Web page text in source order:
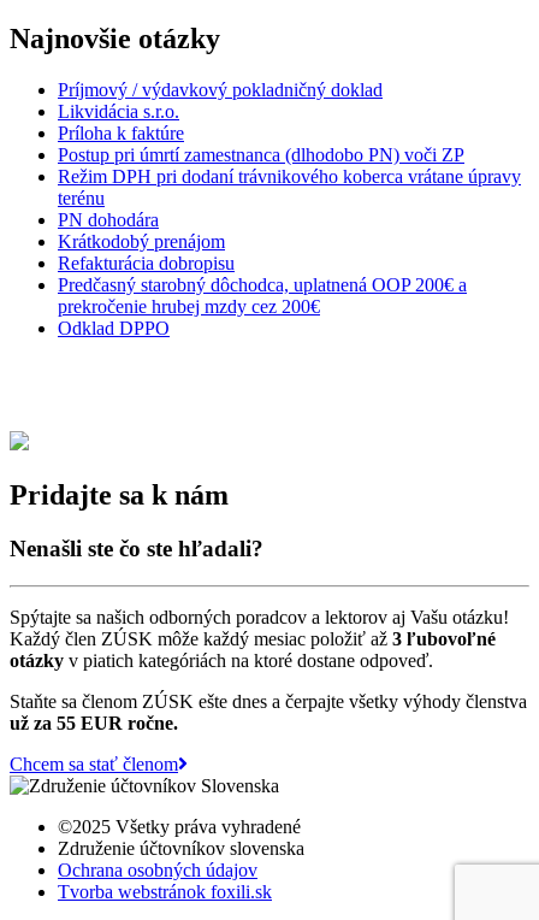
Najnovšie otázky
Príjmový / výdavkový pokladničný doklad
Likvidácia s.r.o.
Príloha k faktúre
Postup pri úmrtí zamestnanca (dlhodobo PN) voči ZP
Režim DPH pri dodaní trávnikového koberca vrátane úpravy
terénu
PN dohodára
Krátkodobý prenájom
Refakturácia dobropisu
Predčasný starobný dôchodca, uplatnená OOP 200€ a
prekročenie hrubej mzdy cez 200€
Odklad DPPO
Pridajte sa k nám
Nenašli ste čo ste hľadali?
Spýtajte sa našich odborných poradcov a lektorov aj Vašu otázku!
Každý člen ZÚSK môže každý mesiac položiť až 3 ľubovoľné
otázky v piatich kategóriách na ktoré dostane odpoveď.
Staňte sa členom ZÚSK ešte dnes a čerpajte všetky výhody členstva
už za 55 EUR ročne.
Chcem sa stať členom
©2025 Všetky práva vyhradené
Združenie účtovníkov slovenska
Ochrana osobných údajov
Tvorba webstránok foxili.sk